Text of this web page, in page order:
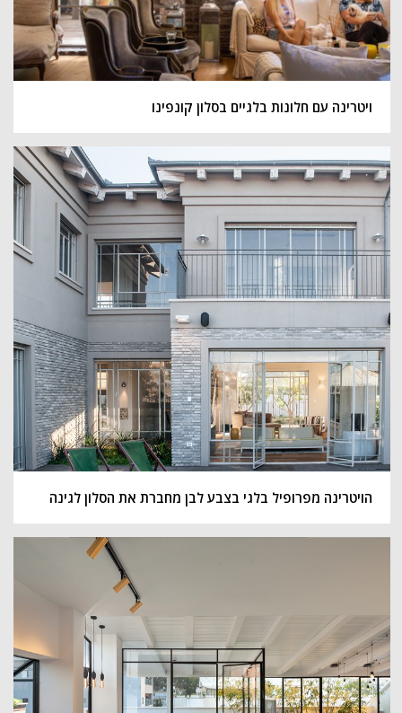
ויטרינה עם חלונות בלגיים בסלון קונפינו
הויטרינה מפרופיל בלגי בצבע לבן מחברת את הסלון לגינה